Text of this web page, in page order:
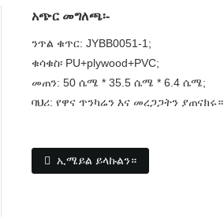
አጭር መግለጫ፡-
ንጥል ቁጥር: JYBB0051-1;
ቁሳቁስ፡ PU+plywood+PVC;
መጠን: 50 ሴሜ * 35.5 ሴሜ * 6.4 ሴሜ;
ባህሪ: የዋና ጥንካሬን እና መረጋጋትን ያጠናክሩ።
ኢሜይል ይላኩልን።